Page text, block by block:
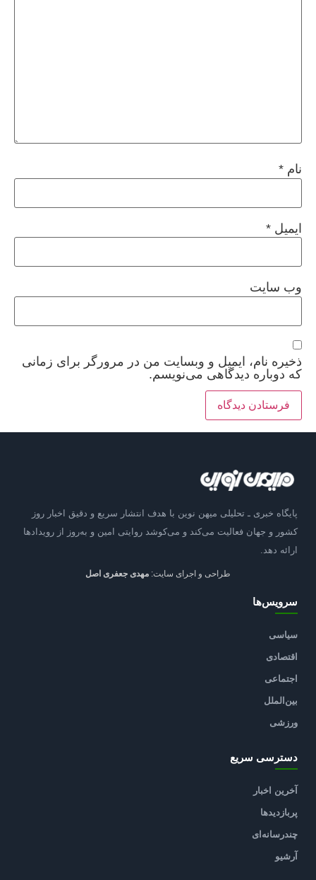
نام *
ایمیل *
وب‌ سایت
ذخیره نام، ایمیل و وبسایت من در مرورگر برای زمانی
که دوباره دیدگاهی می‌نویسم.
پایگاه خبری ـ تحلیلی میهن نوین با هدف انتشار سریع و دقیق اخبار روز
کشور و جهان فعالیت می‌کند و می‌کوشد روایتی امین و به‌روز از رویدادها
ارائه دهد.
طراحی و اجرای سایت: مهدی جعفری اصل
سرویس‌ها
سیاسی
اقتصادی
اجتماعی
بین‌الملل
ورزشی
دسترسی سریع
آخرین اخبار
پربازدیدها
چندرسانه‌ای
آرشیو